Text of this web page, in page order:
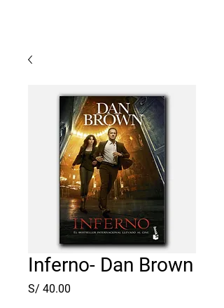
Inferno- Dan Brown
S/ 40.00